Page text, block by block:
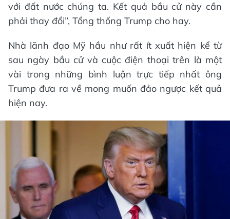
với đất nước chúng ta. Kết quả bầu cử này cần
phải thay đổi”, Tổng thống Trump cho hay.
Nhà lãnh đạo Mỹ hầu như rất ít xuất hiện kể từ
sau ngày bầu cử và cuộc điện thoại trên là một
vài trong những bình luận trực tiếp nhất ông
Trump đưa ra về mong muốn đảo ngược kết quả
hiện nay.